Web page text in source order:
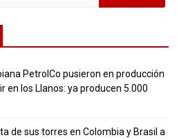
PetrolCo pusieron en producción
en los Llanos: ya producen 5.000
de sus torres en Colombia y Brasil a